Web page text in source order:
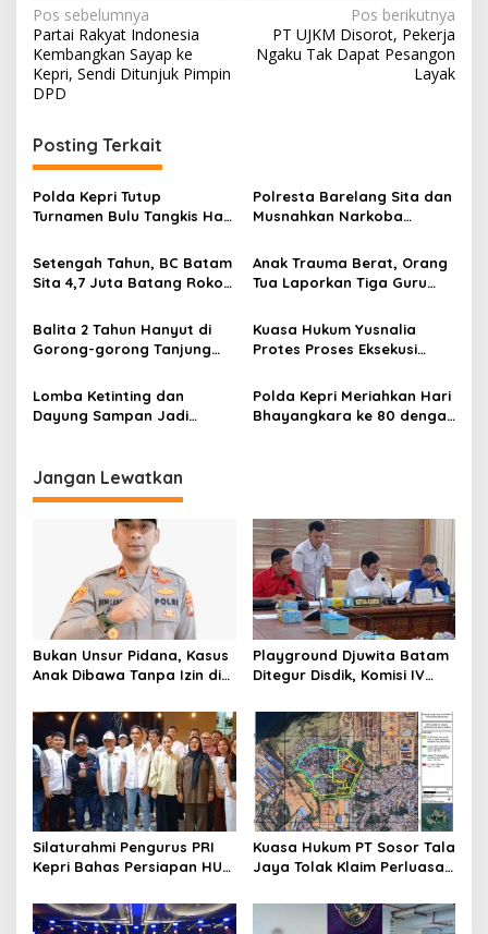
N
a
v
i
g
a
s
i
p
o
s
Pos sebelumnya
Partai Rakyat Indonesia
Kembangkan Sayap ke
Kepri, Sendi Ditunjuk Pimpin
DPD
Pos berikutnya
PT UJKM Disorot, Pekerja
Ngaku Tak Dapat Pesangon
Layak
Posting Terkait
Polda Kepri Tutup
Turnamen Bulu Tangkis Hari
Bidpropam Raih Juara
Beregu
Polresta Barelang Sita dan
Musnahkan Narkoba
Setengah Tahun, BC Batam
Sita 4,7 Juta Batang Rokok
Anak Trauma Berat, Orang
Tua Laporkan Tiga Guru
ke Polda
Balita 2 Tahun Hanyut di
Gorong-gorong Tanjung
Meninggal Dunia
Kuasa Hukum Yusnalia
Protes Proses Eksekusi
Lomba Ketinting dan
Dayung Sampan Jadi
Kepri
Polda Kepri Meriahkan Hari
Bhayangkara ke 80 dengan
Jangan Lewatkan
Bukan Unsur Pidana, Kasus
Anak Dibawa Tanpa Izin di
Playground Djuwita Batam
Ditegur Disdik, Komisi IV
Silaturahmi Pengurus PRI
Kepri Bahas Persiapan HUT
Konsolidasi Partai
Kuasa Hukum PT Sosor Tala
Jaya Tolak Klaim Perluasan